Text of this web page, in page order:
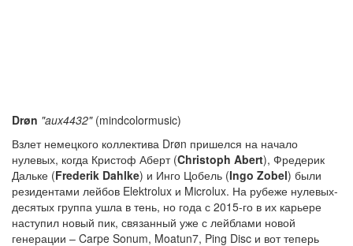
Drøn "aux4432"(mindcolormusic)
Взлет немецкого коллектива Drøn пришелся на начало
нулевых, когда Кристоф Аберт (Christoph Abert), Фредерик
Дальке (Frederik Dahlke) и Инго Цобель (Ingo Zobel) были
резидентами лейбов Elektrolux и Microlux. На рубеже нулевых-
десятых группа ушла в тень, но года с 2015-го в их карьере
наступил новый пик, связанный уже с лейблами новой
генерации – Carpe Sonum, Moatun7, Ping Disc и вот теперь